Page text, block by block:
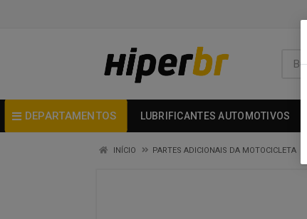
DEPARTAMENTOS LUBRIFICANTES AUTOMOTIVOS
INÍCIO PARTES ADICIONAIS DA MOTOCICLETA